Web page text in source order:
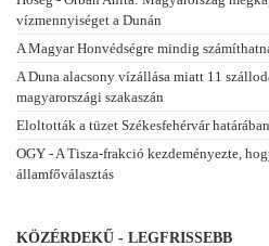
vízmennyiséget a Dunán
A Magyar Honvédségre mindig
A Duna alacsony vízállása miatt 11
magyarországi szakaszán
Eloltották a tüzet Székesfehérvár határában
OGY - A Tisza-frakció kezdeményezte,
államfőválasztás
KÖZÉRDEKŰ - LEGFRISSEBB